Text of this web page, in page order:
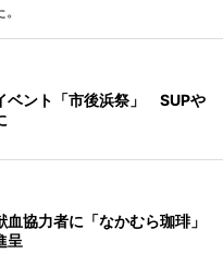
ベント「市後浜祭」 SUPや
協力者に「なかむら珈琲」
呈